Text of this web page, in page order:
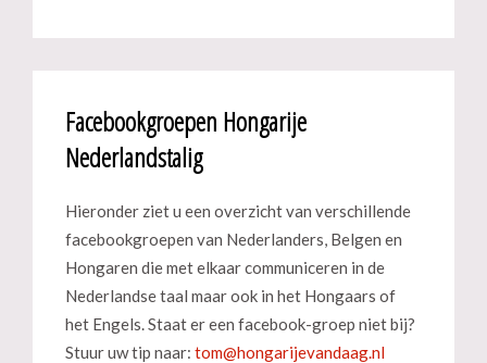
Facebookgroepen Hongarije
Nederlandstalig
Hieronder ziet u een overzicht van verschillende
facebookgroepen van Nederlanders, Belgen en
Hongaren die met elkaar communiceren in de
Nederlandse taal maar ook in het Hongaars of
het Engels. Staat er een facebook-groep niet bij?
Stuur uw tip naar: